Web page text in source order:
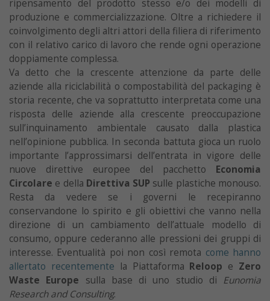
ripensamento del prodotto stesso e/o dei modelli di
produzione e commercializzazione. Oltre a richiedere il
coinvolgimento degli altri attori della filiera di riferimento
con il relativo carico di lavoro che rende ogni operazione
doppiamente complessa.
Va detto che la crescente attenzione da parte delle
aziende alla riciclabilità o compostabilità del packaging è
storia recente, che va soprattutto interpretata come una
risposta delle aziende alla crescente preoccupazione
sull’inquinamento ambientale causato dalla plastica
nell’opinione pubblica. In seconda battuta gioca un ruolo
importante l’approssimarsi dell’entrata in vigore delle
nuove direttive europee del pacchetto Economia
Circolare e della Direttiva SUP sulle plastiche monouso.
Resta da vedere se i governi le recepiranno
conservandone lo spirito e gli obiettivi che vanno nella
direzione di un cambiamento dell’attuale modello di
consumo, oppure cederanno alle pressioni dei gruppi di
interesse. Eventualità poi non così remota come hanno
allertato recentemente la Piattaforma Reloop e Zero
Waste Europe sulla base di uno studio di Eunomia
Research and Consulting.